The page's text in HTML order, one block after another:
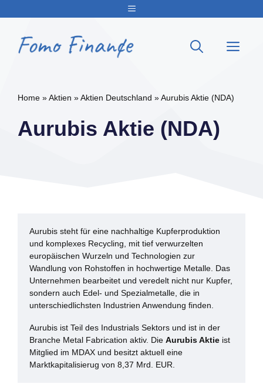
springen
Menu
Home »Aktien »Aktien Deutschland »Aurubis Aktie (NDA)
Aurubis Aktie (NDA)
Aurubis steht für eine nachhaltige Kupferproduktion
und komplexes Recycling, mit tief verwurzelten
europäischen Wurzeln und Technologien zur
Wandlung von Rohstoffen in hochwertige Metalle. Das
Unternehmen bearbeitet und veredelt nicht nur Kupfer,
sondern auch Edel- und Spezialmetalle, die in
unterschiedlichsten Industrien Anwendung finden.
Aurubis ist Teil des Industrials Sektors und ist in der
Branche Metal Fabrication aktiv. Die Aurubis Aktie ist
Mitglied im MDAX und besitzt aktuell eine
Marktkapitalisierug von 8,37 Mrd. EUR.